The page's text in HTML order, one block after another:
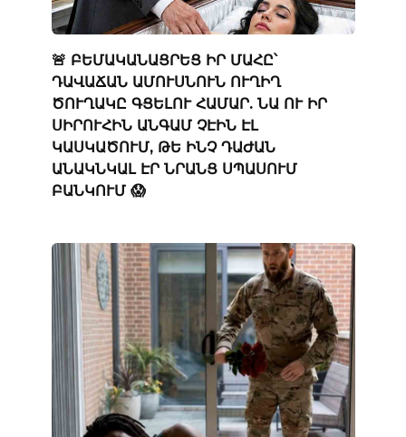
🚨 ԲԵՄԱԿԱՆԱՑՐԵՑ ԻՐ ՄԱՀԸ՝
ԴԱՎԱՃԱՆ ԱՄՈՒՍՆՈՒՆ ՈՒՂԻՂ
ԾՈՒՂԱԿԸ ԳՑԵԼՈՒ ՀԱՄԱՐ. ՆԱ ՈՒ ԻՐ
ՍԻՐՈՒՀԻՆ ԱՆԳԱՄ ՉԷԻՆ ԷԼ
ԿԱՍԿԱԾՈՒՄ, ԹԵ ԻՆՉ ԴԱԺԱՆ
ԱՆԱԿՆԿԱԼ ԷՐ ՆՐԱՆՑ ՍՊԱՍՈՒՄ
ԲԱՆԿՈՒՄ 😱